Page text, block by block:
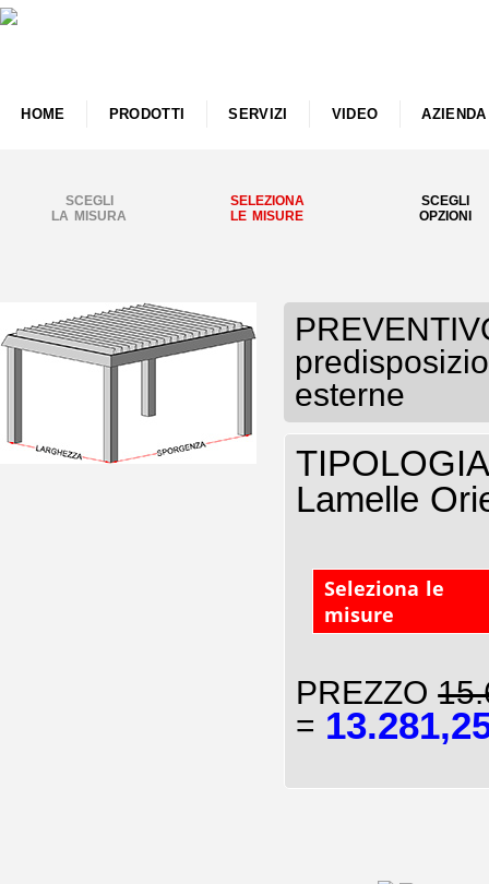
HOME PRODOTTI SERVIZI VIDEO AZIENDA
SCEGLI
LA MISURA
SELEZIONA
LE MISURE
SCEGLI
OPZIONI
esterne
Lamelle
Seleziona le
misure
PREZZO
=